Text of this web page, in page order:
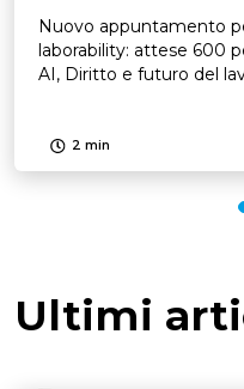
Nuovo appuntamento
laborability: attese 600
AI, Diritto e futuro del
2 min
Ultimi